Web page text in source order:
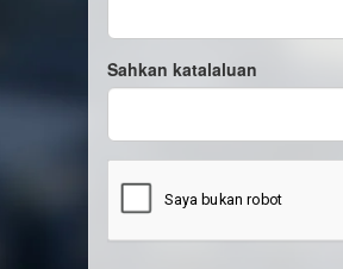
Sahkan katalaluan